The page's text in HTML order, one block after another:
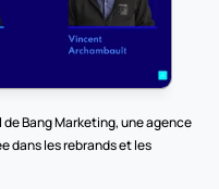
Bang Marketing, une agence
dans les rebrands et les